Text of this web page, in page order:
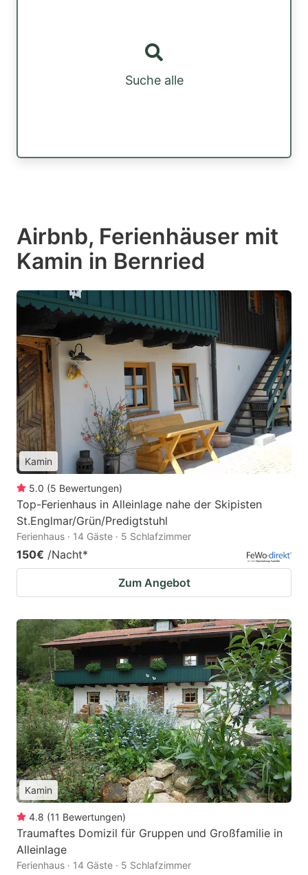
Suche alle
Airbnb, Ferienhäuser mit
Kamin in Bernried
Kamin
5.0 (5 Bewertungen)
Top-Ferienhaus in Alleinlage nahe der Skipisten
St.Englmar/Grün/Predigtstuhl
Ferienhaus · 14 Gäste · 5 Schlafzimmer
150€ /Nacht*
Zum Angebot
Kamin
4.8 (11 Bewertungen)
Traumaftes Domizil für Gruppen und Großfamilie in
Alleinlage
Ferienhaus · 14 Gäste · 5 Schlafzimmer